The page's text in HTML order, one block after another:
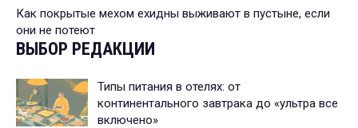
Как покрытые мехом ехидны выживают в пустыне, если
они не потеют
ВЫБОР РЕДАКЦИИ
Типы питания в отелях: от
континентального завтрака до «ультра все
включено»